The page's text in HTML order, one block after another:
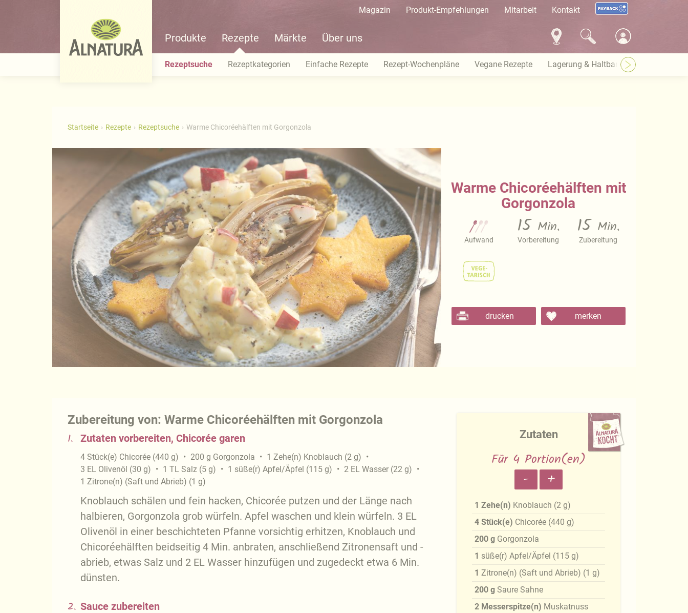
Magazin Produkt-Empfehlungen Mitarbeit Kontakt
Produkte Rezepte Märkte Über uns
Rezeptsuche Rezeptkategorien Einfache Rezepte Rezept-Wochenpläne Vegane Rezepte Lagerung & Haltbarkeit
Startseite Rezepte Rezeptsuche Warme Chicoréehälften mit Gorgonzola
Warme Chicoréehälften mit
Gorgonzola
Aufwand
15 Min.
Vorbereitung
15 Min.
Zubereitung
drucken merken
Zubereitung von: Warme Chicoréehälften mit Gorgonzola
1. Zutaten vorbereiten, Chicorée garen
4 Stück(e) Chicorée (440 g) 200 g Gorgonzola 1 Zehe(n) Knoblauch (2 g)
3 EL Olivenöl (30 g) 1 TL Salz (5 g) 1 süße(r) Apfel/Äpfel (115 g) 2 EL Wasser (22 g)
1 Zitrone(n) (Saft und Abrieb) (1 g)
Knoblauch schälen und fein hacken, Chicorée putzen und der Länge nach
halbieren, Gorgonzola grob würfeln. Apfel waschen und klein würfeln. 3 EL
Olivenöl in einer beschichteten Pfanne vorsichtig erhitzen, Knoblauch und
Chicoréehälften beidseitig 4 Min. anbraten, anschließend Zitronensaft und -
abrieb, etwas Salz und 2 EL Wasser hinzufügen und zugedeckt etwa 6 Min.
dünsten.
2. Sauce zubereiten
Zutaten
Für 4 Portion(en)
- +
1 Zehe(n) Knoblauch (2 g)
4 Stück(e) Chicorée (440 g)
200 g Gorgonzola
1 süße(r) Apfel/Äpfel (115 g)
1 Zitrone(n) (Saft und Abrieb) (1 g)
200 g Saure Sahne
2 Messerspitze(n) Muskatnuss